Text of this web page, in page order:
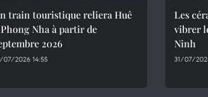
train touristique reliera Huê
Nha à partir de
2026
07/2026 14:55
Les
vibrer
Ninh
31/07/